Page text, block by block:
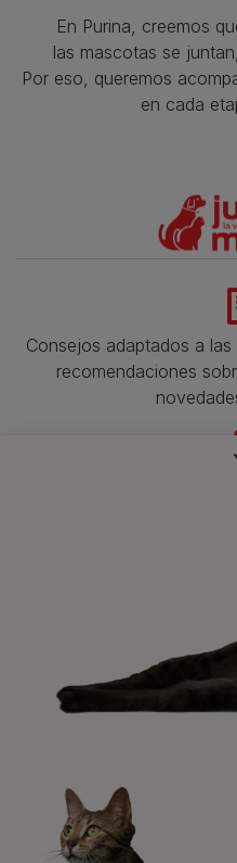
En Purina, creemos
las mascotas se
Por eso, queremos
en cada
Consejos adaptados a
recomendaciones
Promociones,
todas
¡No te lo pierdas,
a disfrutar ya